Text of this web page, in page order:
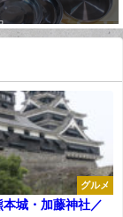
グルメ
城・加藤神社／